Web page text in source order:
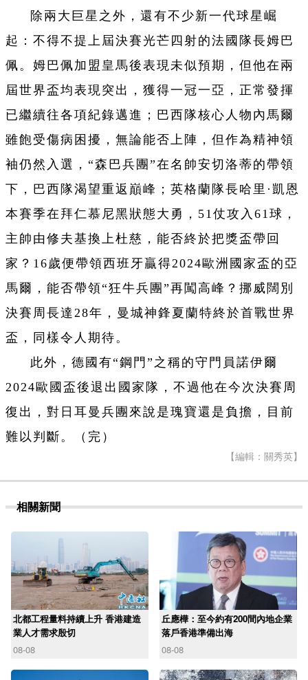
除兩大巨星之外，還有不少新一代球星崛
起：不得不提上屆決賽光芒四射的法國隊長姆巴
佩。姆巴佩加盟皇馬後表現未似預期，但他在兩
屆世界盃均表現突出，獲得一冠一亞，正常發揮
已繼續往各項紀錄邁進；巴西隊核心人物內馬爾
雖飽受傷病困擾，無論能否上陣，但作為精神領
袖仍然入選，“森巴兵團”在名帥安切洛蒂的帶領
下，巴西隊渴望重返巔峰；英格蘭隊長哈里·凱恩
本賽季在拜仁慕尼黑狀態大勇，51仗攻入61球，
主帥由修夫基換上杜慈，能否終於把獎盃帶回
家？ 16歲便帶領西班牙贏得2024歐洲國家盃的亞
馬爾，能否帶領“狂牛兵團”再闖高峰？挪威闊別
決賽周長達28年，曼城神鋒夏蘭特終於首戰世界
盃，同樣令人期待。
此外，德國有“鋼門”之稱的守門員諾伊爾
2024歐國盃後退出國家隊，不過他在今次決賽周
復出，對日耳曼兵團來說是瑰寶還是負擔，目前
難以判斷。（完）
【編輯：關秀英】
相關新聞
北都工程量料持續上升 香港建造
業人才需求殷切
08-08
丘應樺：至今約有200間內地企業
落戶香港準備出海
08-08